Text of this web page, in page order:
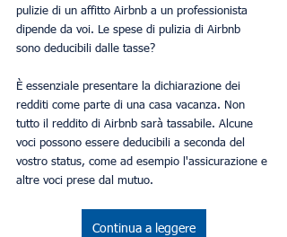
pulizie di un affitto Airbnb a un professionista
dipende da voi. Le spese di pulizia di Airbnb
sono deducibili dalle tasse?
È essenziale presentare la dichiarazione dei
redditi come parte di una casa vacanza. Non
tutto il reddito di Airbnb sarà tassabile. Alcune
voci possono essere deducibili a seconda del
vostro status, come ad esempio l'assicurazione e
altre voci prese dal mutuo.
Continua a leggere